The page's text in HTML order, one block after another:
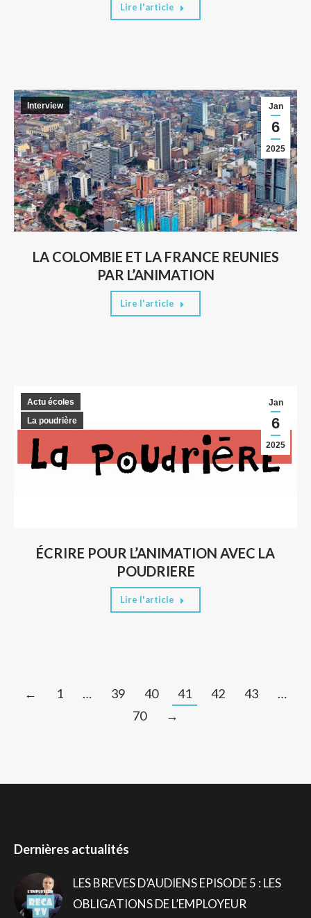
Lire l'article
LA COLOMBIE ET LA FRANCE REUNIES
PAR L’ANIMATION
Jan
6
2025
Interview
Lire l'article
ÉCRIRE POUR L’ANIMATION AVEC LA
POUDRIERE
Jan
6
2025
Actu écoles
La poudrière
Lire l'article
← 1 … 39 40 41 42 43
…
70
→
Dernières actualités
LES BREVES D’AUDIENS EPISODE 5 : LES
OBLIGATIONS DE L’EMPLOYEUR